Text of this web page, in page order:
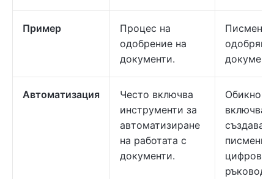
Пример
Процес на
одобрение на
документи.
Писмена
Автоматизация
Често включва
инструменти за
автоматизиране
на работата с
документи.
включва
писмени
цифрови